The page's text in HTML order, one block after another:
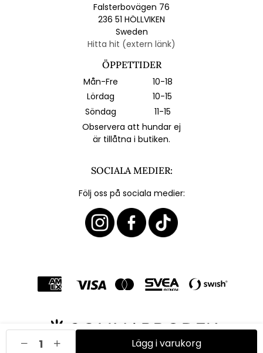
Lägg i varukorg
Falsterbovägen 76
236 51 HÖLLVIKEN
Sweden
Hitta hit (extern länk)
ÖPPETTIDER
Mån-Fre
10-18
Lördag
10-15
Söndag
11-15
Observera att hundar ej
är tillåtna i butiken.
SOCIALA MEDIER:
Följ oss på sociala medier: